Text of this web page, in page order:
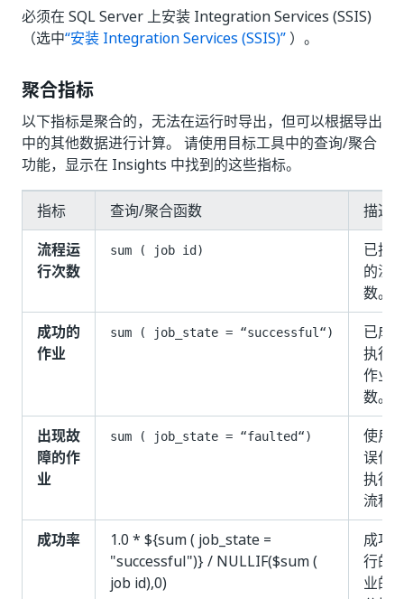
必须在 SQL Server 上安装 Integration Services (SSIS)
（选中“安装 Integration Services (SSIS)” ）。
聚合指标
以下指标是聚合的，无法在运行时导出，但可以根据导出
中的其他数据进行计算。 请使用目标工具中的查询/聚合
功能，显示在 Insights 中找到的这些指标。
指标 查询/聚合函数
描述
流程运
行次数
sum ( job id)
已执
的流
数。
成功的
作业
sum ( job_state = “successful“)
已成
执行
作业
数。
出现故
障的作
业
sum ( job_state = “faulted“)
使用
误作
执行
流程
成功率
1.0 * ${sum ( job_state =
"successful")} / NULLIF($sum (
job id),0)
成功
行的
业的